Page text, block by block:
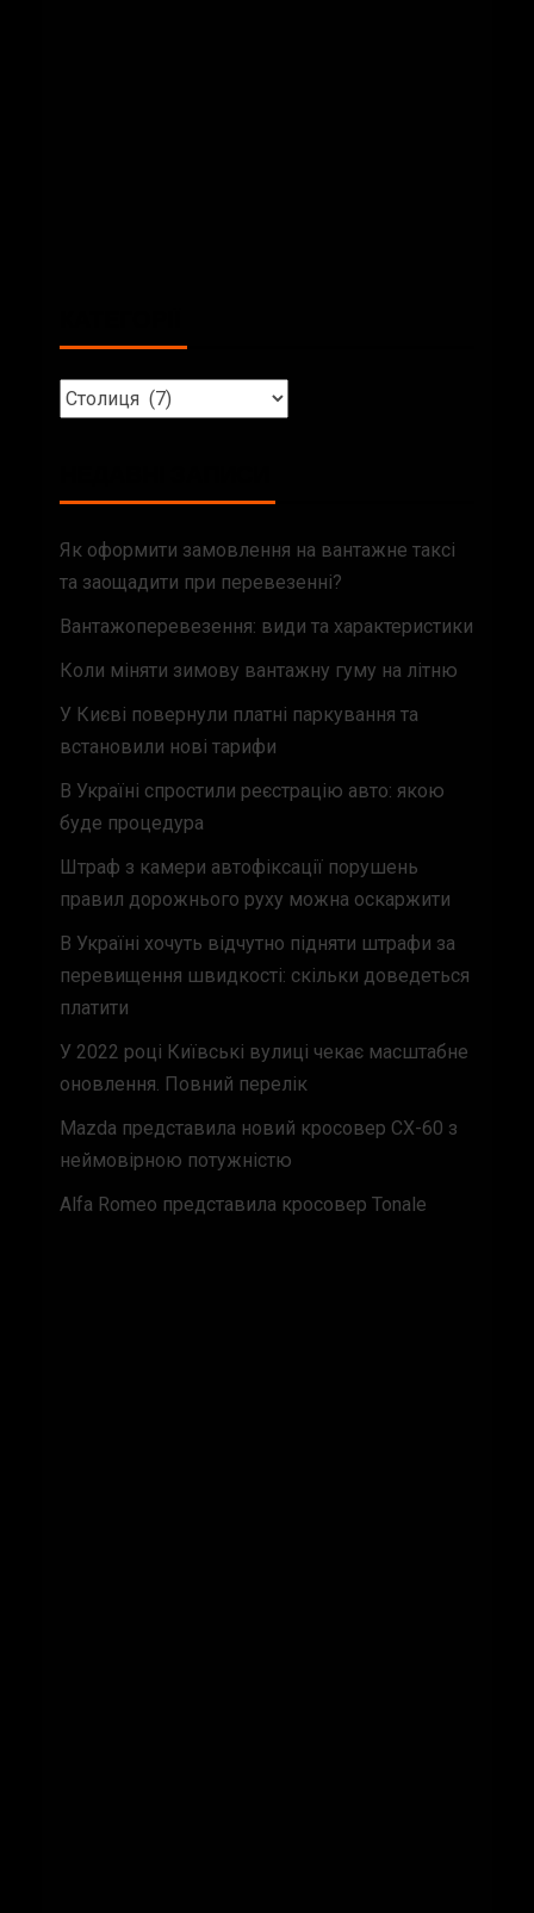
Як оформити замовлення на вантажне таксі
та заощадити при перевезенні?
Вантажоперевезення: види та характеристики
Коли міняти зимову вантажну гуму на літню
У Києві повернули платні паркування та
встановили нові тарифи
В Україні спростили реєстрацію авто: якою
буде процедура
Штраф з камери автофіксації порушень
правил дорожнього руху можна оскаржити
В Україні хочуть відчутно підняти штрафи за
перевищення швидкості: скільки доведеться
платити
У 2022 році Київські вулиці чекає масштабне
оновлення. Повний перелік
Mazda представила новий кросовер CX-60 з
неймовірною потужністю
Alfa Romeo представила кросовер Tonale